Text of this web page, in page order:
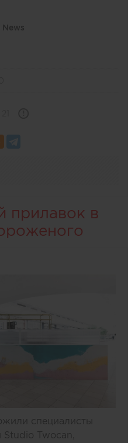
прилавок в
специалисты
Twocan,